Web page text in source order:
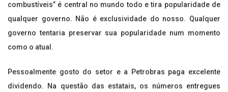
combustíveis” é central no mundo todo e tira popularidade de
qualquer governo. Não é exclusividade do nosso. Qualquer
governo tentaria preservar sua popularidade num momento
como o atual.
Pessoalmente gosto do setor e a Petrobras paga excelente
dividendo. Na questão das estatais, os números entregues